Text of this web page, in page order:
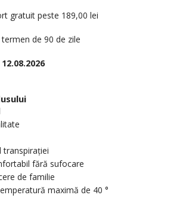
gratuit peste 189,00 lei
termen de 90 de zile
transpirației
fără sufocare
de familie
maximă de 40 °